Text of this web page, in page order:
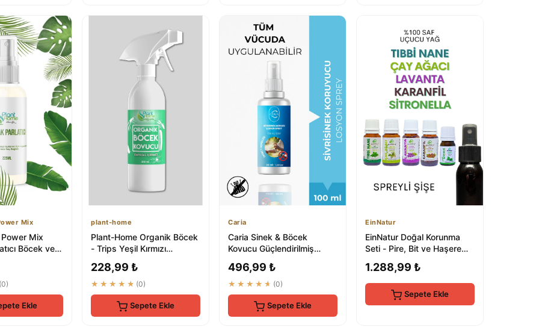
Mix
Mix
Böcek ve
(0)
Ekle
plant-home
Plant-Home Organik Böcek
- Trips Yeşil Kırmızı
Çözüm
228,99 ₺
★★★★★ (0)
Sepete Ekle
Caria
Caria Sinek & Böcek
Kovucu Güçlendirilmiş
Sprey 100 ml
496,99 ₺
★★★★★ (0)
Sepete Ekle
EinNatur
EinNatur Doğal Korunma
Seti - Pire, Bit ve Haşere
1.288,99 ₺
Sepete Ekle